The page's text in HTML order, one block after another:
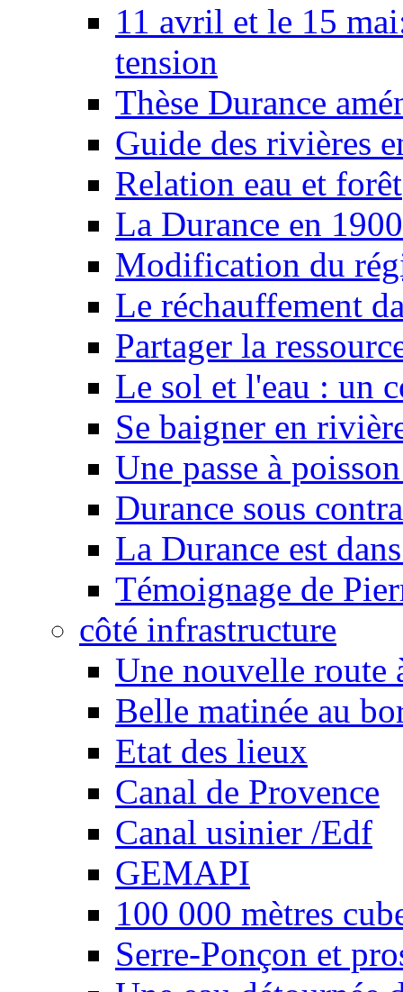
11 avril et le 15
tension
Thèse Durance
Guide des rivières
Relation eau et forêt
La Durance en 1900
Modification du
Le réchauffement
Partager la
Le sol et l'eau : un
Se baigner en
Une passe à
Durance sous
La Durance est
Témoignage de
côté infrastructure
Une nouvelle route
Belle matinée au
Etat des lieux
Canal de Provence
Canal usinier /Edf
GEMAPI
100 000 mètres
Serre-Ponçon et